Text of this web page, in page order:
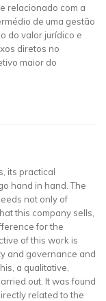
relacionado com a
de uma gestão
do valor jurídico e
diretos no
maior do
its practical
hand in hand. The
not only of
this company sells,
for the
of this work is
and governance and
a qualitative,
out. It was found
related to the